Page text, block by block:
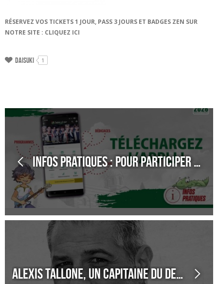
RÉSERVEZ VOS TICKETS 1 JOUR, PASS 3 JOURS ET BADGES ZEN SUR
NOTRE SITE : CLIQUEZ ICI
Daisuki 1
Infos pratiques : Pour participer aux dédicaces, téléchargez l'application !
Alexis Tallone, un capitaine du dessin au rapport !